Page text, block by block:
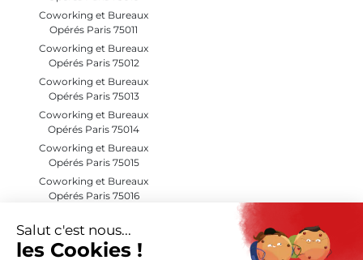
Coworking et Bureaux
Opérés Paris 75011
Coworking et Bureaux
Opérés Paris 75012
Coworking et Bureaux
Opérés Paris 75013
Coworking et Bureaux
Opérés Paris 75014
Coworking et Bureaux
Opérés Paris 75015
Coworking et Bureaux
Opérés Paris 75016
Opérés Paris 75017
Coworking et Bureaux